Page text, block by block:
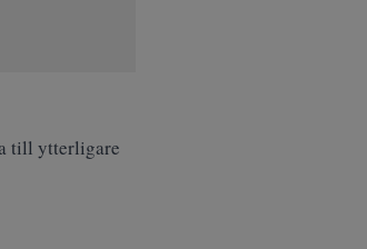
till ytterligare